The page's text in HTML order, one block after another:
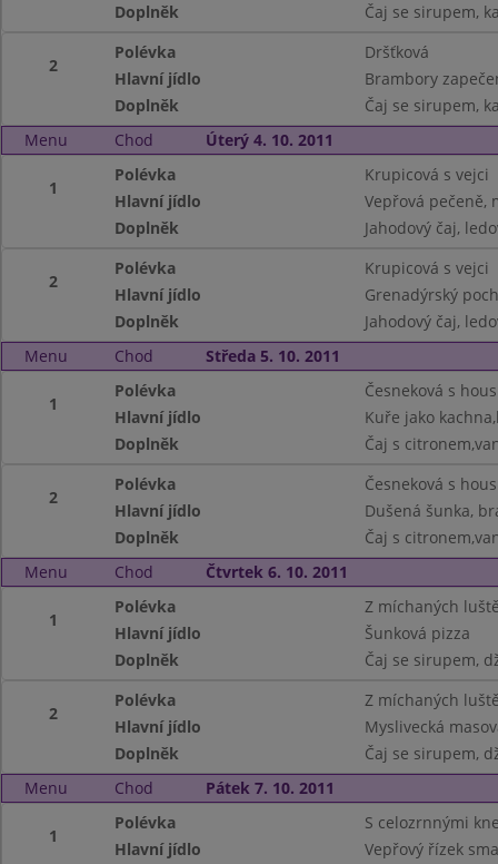
Doplněk
Čaj se sirupem,
2
Polévka
Dršťková
Hlavní jídlo
Brambory
Doplněk
Čaj se sirupem,
Menu
Chod Úterý 4. 10. 2011
1
Polévka
Krupicová s vejci
Hlavní jídlo
Vepřová pečeně,
Doplněk
Jahodový čaj,
2
Polévka
Krupicová s vejci
Hlavní jídlo
Grenadýrský
Doplněk
Jahodový čaj,
Menu
Chod Středa 5. 10. 2011
1
Polévka
Česneková s
Hlavní jídlo
Kuře jako
Doplněk
Čaj s
2
Polévka
Česneková s
Hlavní jídlo
Dušená šunka,
Doplněk
Čaj s
Menu
Chod Čtvrtek 6. 10. 2011
1
Polévka
Z míchaných
Hlavní jídlo
Šunková pizza
Doplněk
Čaj se sirupem,
2
Polévka
Z míchaných
Hlavní jídlo
Myslivecká
Doplněk
Čaj se sirupem,
Menu
Chod Pátek 7. 10. 2011
1
Polévka
S celozrnnými
Hlavní jídlo
Vepřový řízek